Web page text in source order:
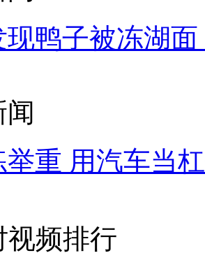
现鸭子被冻湖
举重 用汽车当
视频排行